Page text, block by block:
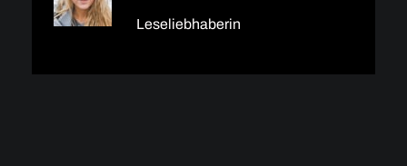
Leseliebhaberin